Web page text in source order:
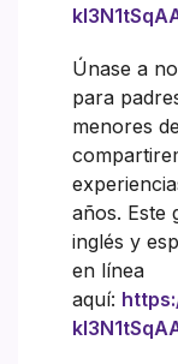
Únase a
para
menores
años. Este
inglés y
en línea
aquí: